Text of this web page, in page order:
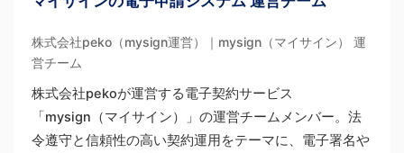
株式会社peko（mysign運営）｜mysign（マイサイン） 運
営チーム
株式会社pekoが運営する電子契約サービス
「mysign（マイサイン）」の運営チームメンバー。法
令遵守と信頼性の高い契約運用をテーマに、電子署名や